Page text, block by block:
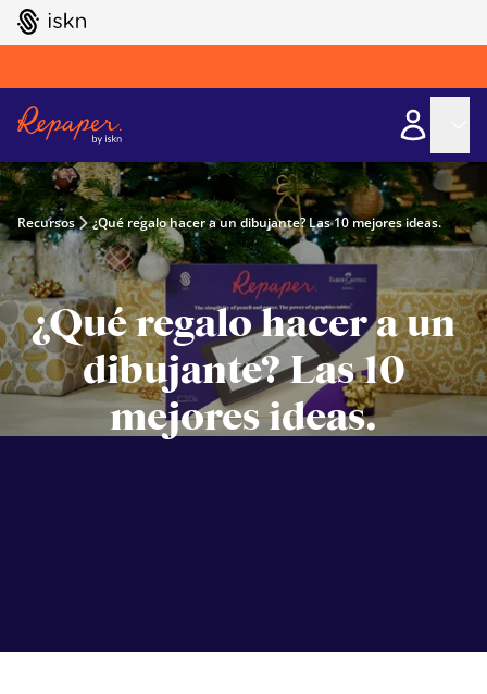
GO TO ISKN HOME
Recursos ¿Qué regalo hacer a un dibujante? Las 10 mejores ideas.
¿Qué regalo hacer a un
dibujante? Las 10
mejores ideas.